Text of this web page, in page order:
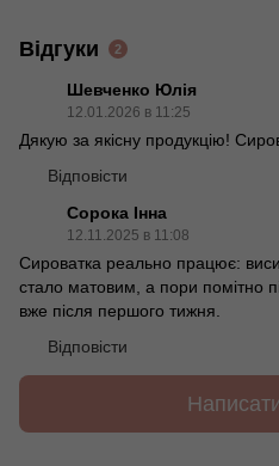
Відгуки 2
Шевченко Юлія
12.01.2026 в 11:25
Дякую за якісну продукцію!
Відповісти
Сорока Інна
12.11.2025 в 11:08
Сироватка реально працює:
стало матовим, а пори помітно
вже після першого тижня.
Відповісти